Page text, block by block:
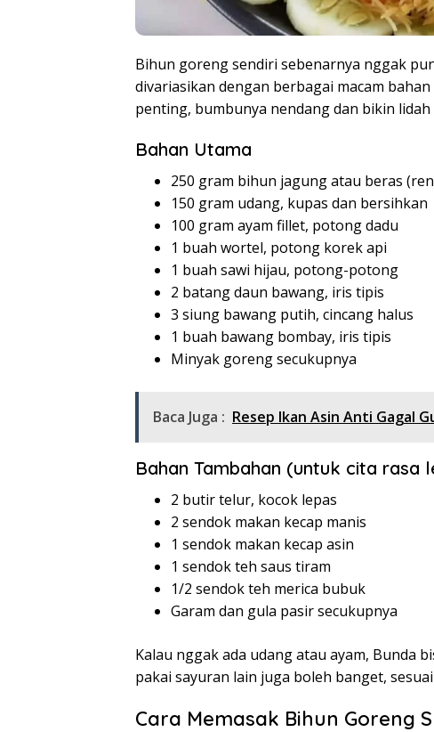
Bihun goreng sendiri sebenarnya nggak
divariasikan dengan berbagai macam
penting, bumbunya nendang dan bikin
Bahan Utama
250 gram bihun jagung atau beras
150 gram udang, kupas dan bersihkan
100 gram ayam fillet, potong dadu
1 buah wortel, potong korek api
1 buah sawi hijau, potong-potong
2 batang daun bawang, iris tipis
3 siung bawang putih, cincang halus
1 buah bawang bombay, iris tipis
Minyak goreng secukupnya
Baca Juga : Resep Ikan Asin Anti Gagal
Bahan Tambahan (untuk cita rasa
2 butir telur, kocok lepas
2 sendok makan kecap manis
1 sendok makan kecap asin
1 sendok teh saus tiram
1/2 sendok teh merica bubuk
Garam dan gula pasir secukupnya
Kalau nggak ada udang atau ayam, Bunda
pakai sayuran lain juga boleh banget,
Cara Memasak Bihun Goreng